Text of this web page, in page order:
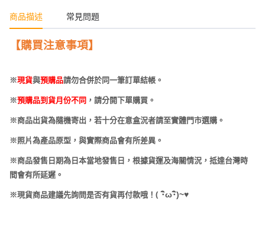
商品描述 常見問題
【購買注意事項】
※現貨與預購品請勿合併於同一筆訂單結帳。
※預購品到貨月份不同 ，請分開下單購買。
※商品出貨為隨機寄出，若十分在意盒況者請至實體門市選購。
※照片為產品原型，與實際商品會有所差異。
※商品發售日期為日本當地發售日，根據貨運及海關情況，抵達台灣時
間會有所延遲。
※現貨商品建議先詢問是否有貨再付款哦！ (･ω･)~♥